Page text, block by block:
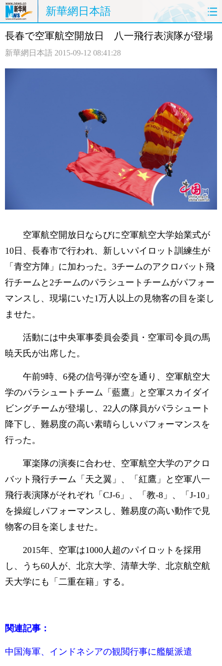
新華網日本語
ホームページ 政治 経済
長春で空軍航空開放日 八一飛行表演隊が登場
新華網日本語 2015-09-12 08:41:28
空軍航空開放日ならびに空軍航空大学始業式が
10日、長春市で行われ、新しいパイロット訓練生が
「青空方陣」に加わった。3チームのアクロバット飛
行チームと2チームのパラシュートチームがパフォー
マンスし、現場にいた1万人以上の見物客の目を楽し
ませた。
活動には中央軍事委員会委員 ・ 空軍司令員の馬
暁天氏が出席した。
午前9時、6発の信号弾が空を通り、空軍航空大
学のパラシュートチーム「藍鷹」と空軍スカイダイ
ビングチームが登場し、22人の隊員がパラシュート
降下し、難易度の高い素晴らしいパフォーマンスを
行った。
軍楽隊の演奏に合わせ、空軍航空大学のアクロ
バット飛行チーム「天之翼」、「紅鷹」と空軍八一
飛行表演隊がそれぞれ「CJ-6」、「教-8」、「J-10」
を操縦しパフォーマンスし、難易度の高い動作で見
物客の目を楽しませた。
2015年、空軍は1000人超のパイロットを採用
し、うち60人が、北京大学、清華大学、北京航空航
天大学にも「二重在籍」する。
関連記事：
中国海軍、インドネシアの観閲行事に艦艇派遣